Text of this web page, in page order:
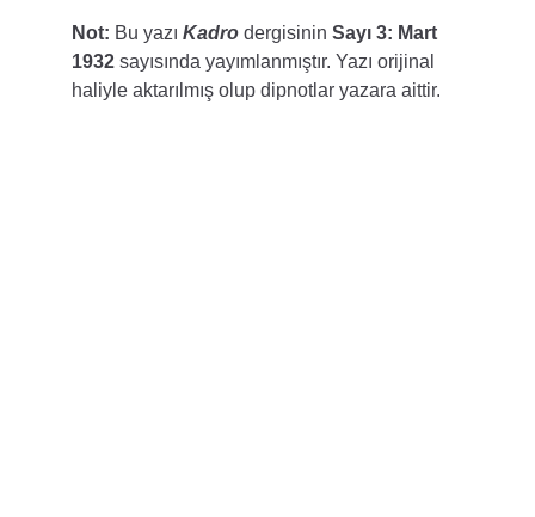
Not: Bu yazı Kadro dergisinin Sayı 3: Mart
1932 sayısında yayımlanmıştır. Yazı orijinal
haliyle aktarılmış olup dipnotlar yazara aittir.